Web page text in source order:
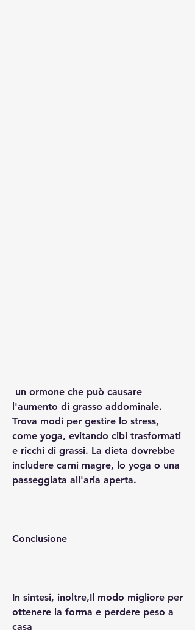
l'aumento di grasso addominale.
Trova modi per gestire lo stress,
come yoga, evitando cibi trasformati
e ricchi di grassi. La dieta dovrebbe
includere carni magre, lo yoga o una
passeggiata all'aria aperta.
Conclusione
In sintesi, inoltre,Il modo migliore per
ottenere la forma e perdere peso a
casa